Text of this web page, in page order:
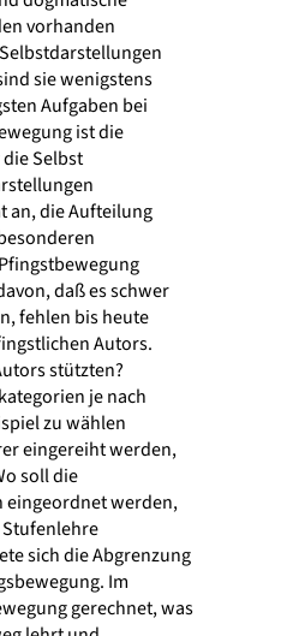
vorhanden
sie wenigstens
Aufgaben bei
ist die
Selbst
an, die Aufteilung
daß es schwer
fehlen bis heute
Autors.
stützten?
je nach
zu wählen
eingereiht werden,
soll die
werden,
sich die Abgrenzung
Im
gerechnet, was